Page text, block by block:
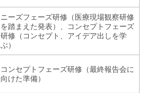
ニーズフェーズ研修（医療現場観察研修
を踏まえた発表）、コンセプトフェーズ
研修（コンセプト、アイデア出しを学
ぶ）
コンセプトフェーズ研修（最終報告会に
向けた準備）